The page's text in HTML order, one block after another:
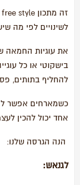
לשינויים לפי מה
את עוגיות החמאה
בישקוטי או כל
להחליף בתותים,
כשמארחים אפשר
אחד יכול להכין
הנה הגרסה שלנו:
לגנאש: